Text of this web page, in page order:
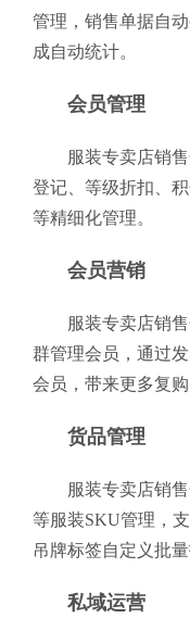
管理，销售单据自
成自动统计。
会员管理
服装专卖店销
登记、等级折扣、
等精细化管理。
会员营销
服装专卖店销
群管理会员，通过
会员，带来更多复购
货品管理
服装专卖店销
等服装SKU管理，
吊牌标签自定义批量
私域运营